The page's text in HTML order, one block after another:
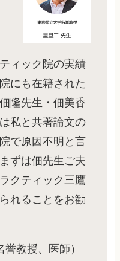
ィック院の実績
にも在籍された
隆先生・佃美香
私と共著論文の
で原因不明と言
ずは佃先生ご夫
クティック三鷹
れることをお勧
誉教授、医師）